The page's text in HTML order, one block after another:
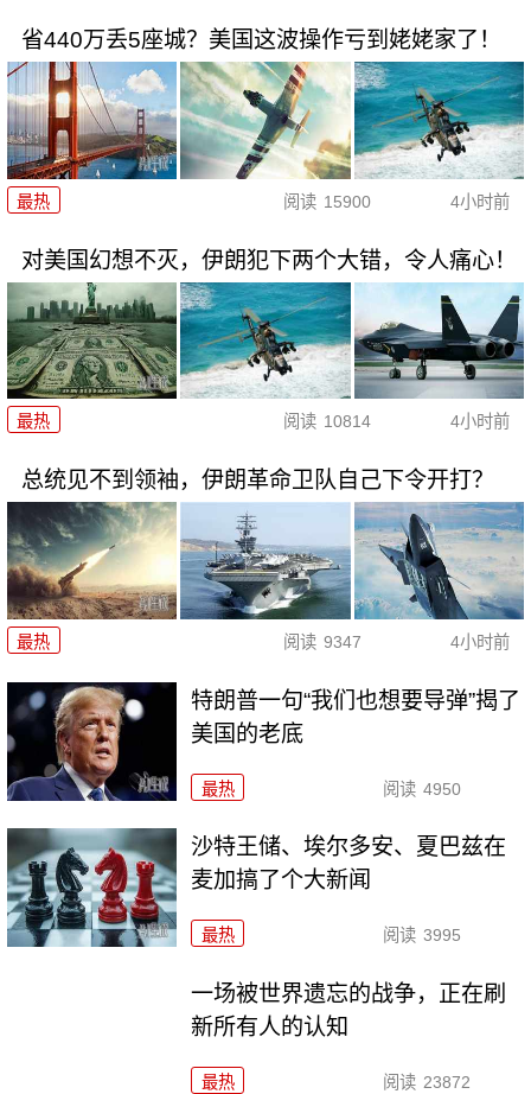
省440万丢5座城？美国这波操作亏到姥姥家了！
最热 阅读 15900 4小时前
对美国幻想不灭，伊朗犯下两个大错，令人痛心！
最热 阅读 10814 4小时前
总统见不到领袖，伊朗革命卫队自己下令开打？
最热 阅读 9347 4小时前
特朗普一句“我们也想要导弹”揭了
美国的老底
最热 阅读 4950
沙特王储、埃尔多安、夏巴兹在
麦加搞了个大新闻
最热 阅读 3995
一场被世界遗忘的战争，正在刷
新所有人的认知
最热 阅读 23872